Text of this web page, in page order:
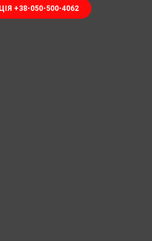
+38-050-500-4062